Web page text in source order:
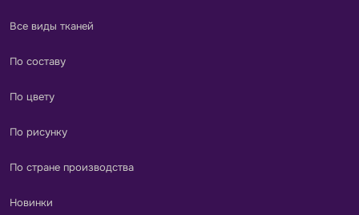
Все виды тканей
По составу
По цвету
По рисунку
По стране производства
Новинки